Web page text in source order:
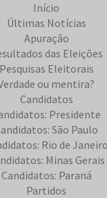
Início
Últimas Notícias
Apuração
das Eleições
Pesquisas Eleitorais
ou mentira?
Candidatos
Presidente
São Paulo
Rio de Janeiro
Minas Gerais
Candidatos: Paraná
Partidos